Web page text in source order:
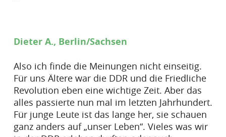
Dieter A., Berlin/Sachsen
Also ich finde die Meinungen nicht einseitig.
Für uns Ältere war die DDR und die Friedliche
Revolution eben eine wichtige Zeit. Aber das
alles passierte nun mal im letzten Jahrhundert.
Für junge Leute ist das lange her, sie schauen
ganz anders auf „unser Leben“. Vieles was wir